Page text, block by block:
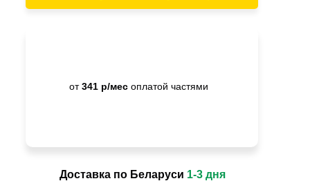
от341 р/мес оплатой частями
Доставка по Беларуси 1-3 дня